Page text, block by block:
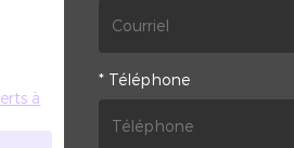
à
* Téléphone